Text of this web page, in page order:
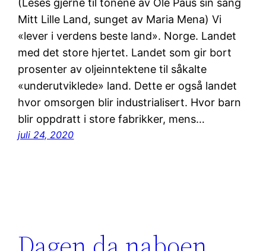
Mitt Lille Land, sunget av Maria Mena) Vi
«lever i verdens beste land». Norge. Landet
med det store hjertet. Landet som gir bort
prosenter av oljeinntektene til såkalte
«underutviklede» land. Dette er også landet
hvor omsorgen blir industrialisert. Hvor barn
blir oppdratt i store fabrikker, mens…
juli 24, 2020